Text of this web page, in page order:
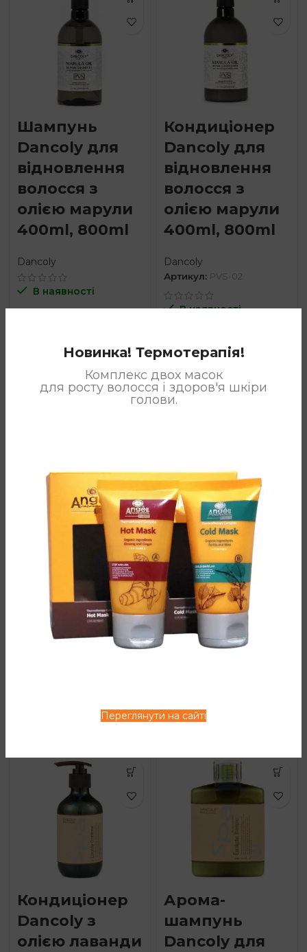
Новинка! Термотерапія!
Комплекс двох масок
для росту волосся і здоров'я шкіри
голови.
Переглянути на сайті
Шампунь
Dancoly для
відновлення
волосся з
олією марули
400ml, 800ml
Dancoly
В наявності
through
Кондиціонер
Dancoly для
відновлення
волосся з
олією марули
400ml, 800ml
Dancoly
Артикул: PVS-02
В наявності
Арома-
шампунь
Dancoly для
сухого та
пошкодженог
о волосся
1000ml
Кондиціонер
Dancoly з
олією троянди
300ml
Dancoly
Артикул:D-303
В наявності
Кондиціонер
Dancoly з
олією лаванди
Арома-
шампунь
Dancoly для